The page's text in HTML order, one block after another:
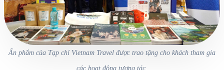
Ấn phẩm của Tạp chí Vietnam Travel được trao tặng cho khách tham gia
các hoạt động tương tác.